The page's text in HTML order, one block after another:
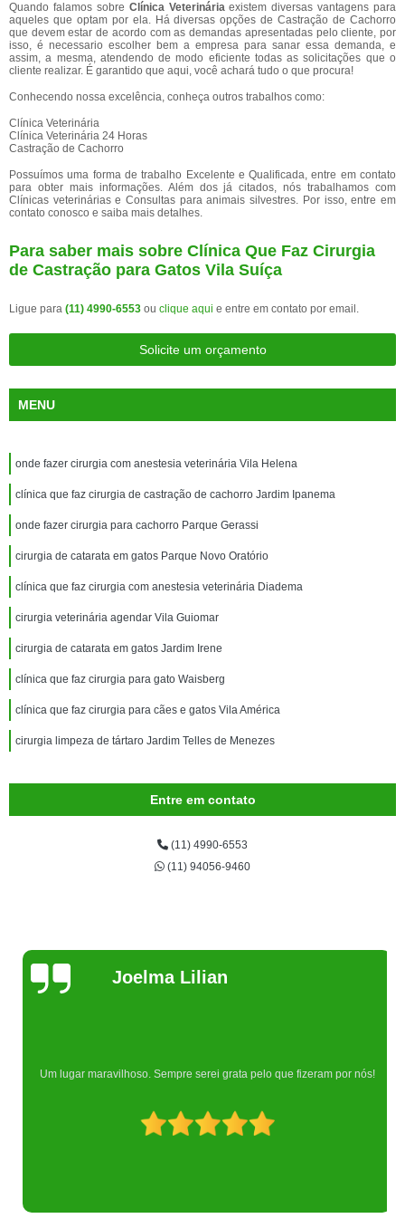
Quando falamos sobre Clínica Veterináriaexistem diversas vantagens para
aqueles que optam por ela. Há diversas opções de Castração de Cachorro
que devem estar de acordo com as demandas apresentadas pelo cliente, por
isso, é necessario escolher bem a empresa para sanar essa demanda, e
assim, a mesma, atendendo de modo eficiente todas as solicitações que o
cliente realizar. É garantido que aqui, você achará tudo o que procura!
Conhecendo nossa excelência, conheça outros trabalhos como:
Clínica Veterinária
Clínica Veterinária 24 Horas
Castração de Cachorro
Possuímos uma forma de trabalho Excelente e Qualificada, entre em contato
para obter mais informações. Além dos já citados, nós trabalhamos com
Clínicas veterinárias e Consultas para animais silvestres. Por isso, entre em
contato conosco e saiba mais detalhes.
Para saber mais sobre Clínica Que Faz Cirurgia
de Castração para Gatos Vila Suíça
Ligue para (11) 4990-6553 ou clique aqui e entre em contato por email.
Solicite um orçamento
MENU
onde fazer cirurgia com anestesia veterinária Vila Helena
clínica que faz cirurgia de castração de cachorro Jardim Ipanema
onde fazer cirurgia para cachorro Parque Gerassi
cirurgia de catarata em gatos Parque Novo Oratório
clínica que faz cirurgia com anestesia veterinária Diadema
cirurgia veterinária agendar Vila Guiomar
cirurgia de catarata em gatos Jardim Irene
clínica que faz cirurgia para gato Waisberg
clínica que faz cirurgia para cães e gatos Vila América
cirurgia limpeza de tártaro Jardim Telles de Menezes
Entre em contato
(11) 4990-6553
(11) 94056-9460
Joelma Lilian
Um lugar maravilhoso. Sempre serei grata pelo que fizeram por nós!